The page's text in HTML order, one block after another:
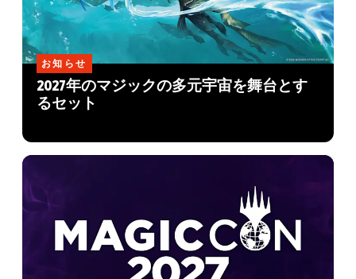
お知らせ
2027年のマジックの多元宇宙を舞台とす
るセット